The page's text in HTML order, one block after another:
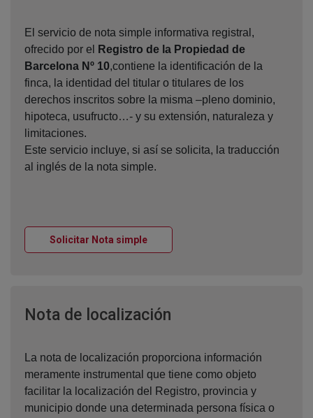
El servicio de nota simple informativa registral,
ofrecido por el
Registro de la Propiedad de
Barcelona Nº 10,contiene la identificación de la
finca, la identidad del titular o titulares de los
derechos inscritos sobre la misma –pleno dominio,
hipoteca, usufructo…- y su extensión, naturaleza y
limitaciones.
Este servicio incluye, si así se solicita, la traducción
al inglés de la nota simple.
Solicitar Nota simpleVentana nueva
Nota de localización
La nota de localización proporciona información
meramente instrumental que tiene como objeto
facilitar la localización del Registro, provincia y
municipio donde una determinada persona física o